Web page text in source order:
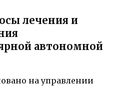
лечения и
автономной
на управлении